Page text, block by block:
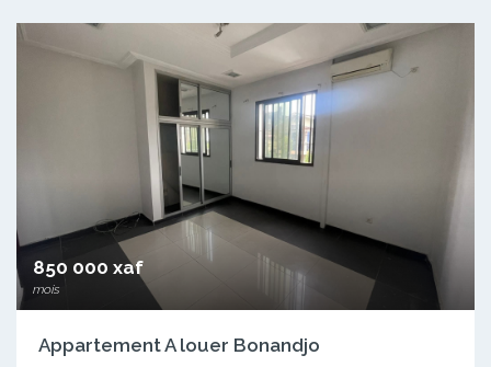
850 000 xaf
mois
Appartement A louer Bonandjo